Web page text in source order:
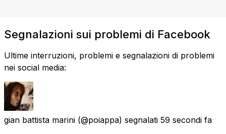
Segnalazioni sui problemi di Facebook
Ultime interruzioni, problemi e segnalazioni di problemi
nei social media:
gian battista marini (@poiappa) segnalati 59 secondi fa